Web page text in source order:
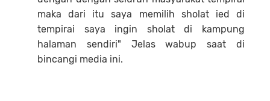
maka dari itu saya memilih sholat ied di
tempirai saya ingin sholat di kampung
halaman sendiri" Jelas wabup saat di
bincangi media ini.